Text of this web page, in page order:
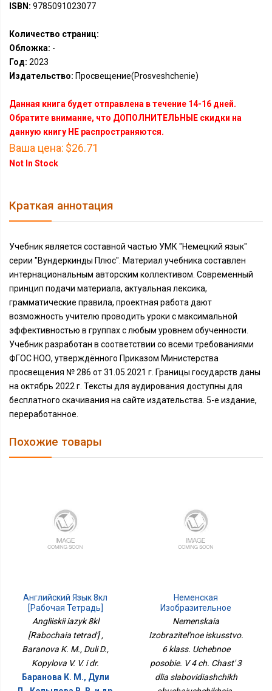
ISBN: 9785091023077
Количество страниц:
Обложка: -
Год: 2023
Издательство: Просвещение(Prosveshchenie)
Данная книга будет отправлена в течение 14-16 дней.
Обратите внимание, что ДОПОЛНИТЕЛЬНЫЕ скидки на
данную книгу НЕ распространяются.
Ваша цена: $26.71
Not In Stock
Краткая аннотация
Учебник является составной частью УМК "Немецкий язык"
серии "Вундеркинды Плюс". Материал учебника составлен
интернациональным авторским коллективом. Современный
принцип подачи материала, актуальная лексика,
грамматические правила, проектная работа дают
возможность учителю проводить уроки с максимальной
эффективностью в группах с любым уровнем обученности.
Учебник разработан в соответствии со всеми требованиями
ФГОС НОО, утверждённого Приказом Министерства
просвещения № 286 от 31.05.2021 г. Границы государств даны
на октябрь 2022 г. Тексты для аудирования доступны для
бесплатного скачивания на сайте издательства. 5-е издание,
переработанное.
Похожие товары
Английский Язык 8кл
[Рабочая Тетрадь]
Angliiskii iazyk 8kl
[Rabochaia tetrad'] ,
Baranova K. M., Duli D.,
Kopylova V. V. i dr.
Баранова К. М., Дули
Неменская
Изобразительное
Искусство. 6 Класс.
Часть 3 Для
Слабовидящих
Обучающихся
Nemenskaia
Izobrazitel'noe iskusstvo.
6 klass. Uchebnoe
posobie. V 4 ch. Chast' 3
dlia slabovidiashchikh